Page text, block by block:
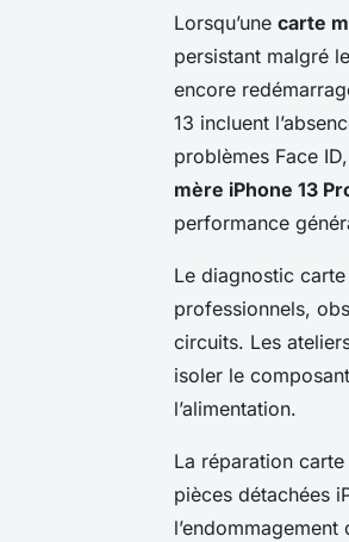
Lorsqu’une carte
persistant malgré
encore
13 incluent
problèmes Face
mère iPhone 13
performance
Le diagnostic
professionnels,
circuits. Les
isoler le
l’alimentation.
La réparation
pièces détachées